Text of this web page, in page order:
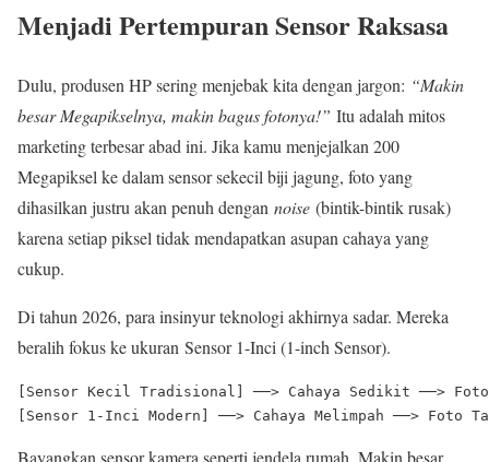
Menjadi Pertempuran Sensor Raksasa
Dulu, produsen HP sering menjebak kita dengan jargon: “Makin
besar Megapikselnya, makin bagus fotonya!” Itu adalah mitos
marketing terbesar abad ini. Jika kamu menjejalkan 200
Megapiksel ke dalam sensor sekecil biji jagung, foto yang
dihasilkan justru akan penuh dengan noise (bintik-bintik rusak)
karena setiap piksel tidak mendapatkan asupan cahaya yang
cukup.
Di tahun 2026, para insinyur teknologi akhirnya sadar. Mereka
beralih fokus ke ukuran Sensor 1-Inci (1-inch Sensor).
[Sensor Kecil Tradisional] ──> Cahaya Sedikit ──> Foto
Bayangkan sensor kamera seperti jendela rumah. Makin besar